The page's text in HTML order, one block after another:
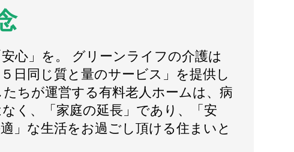
心」を。 グリーンライフの介護は
５日同じ質と量のサービス」を提供し
ちが運営する有料老人ホームは、病
く、「家庭の延長」であり、「安
」な生活をお過ごし頂ける住まいと